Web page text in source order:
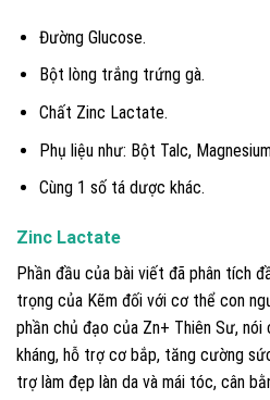
Đường Glucose.
Bột lòng trắng trứng gà.
Chất Zinc Lactate.
Phụ liệu như: Bột Talc,
Cùng 1 số tá dược khác.
Zinc Lactate
Phần đầu của bài viết đã phân tích
trọng của Kẽm đối với cơ thể con
phần chủ đạo của Zn+ Thiên Sư, nói
kháng, hỗ trợ cơ bắp, tăng cường
trợ làm đẹp làn da và mái tóc, cân